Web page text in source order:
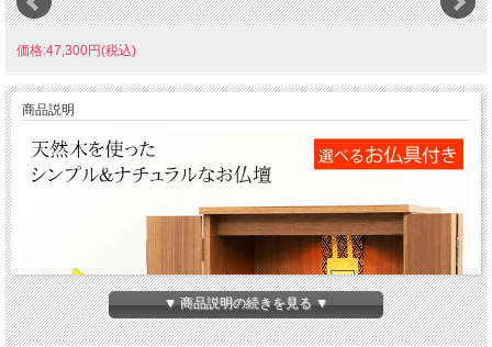
価格:47,300円(税込)
商品説明
▼ 商品説明の続きを見る ▼